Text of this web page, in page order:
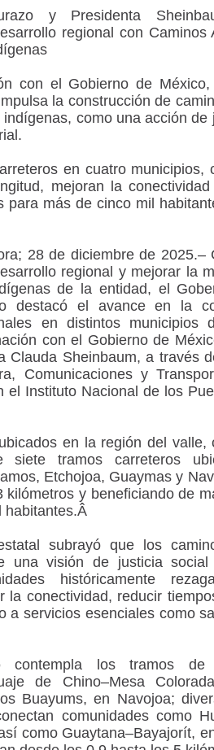
y Presidenta
regional con Caminos
con el Gobierno de
la construcción de
como una acción de
en cuatro municipios,
mejoran la
para más de cinco mil
28 de diciembre de 2025.–
regional y mejorar la
de la entidad, el
destacó el avance en la
en distintos municipios
con el Gobierno de
Clauda Sheinbaum, a través
Comunicaciones y
el Instituto Nacional de los
en la región del valle,
siete tramos carreteros
Etchojoa, Guaymas y
kilómetros y beneficiando de
habitantes.Â
subrayó que los
una visión de justicia social
históricamente
la conectividad, reducir
a servicios esenciales como
contempla los tramos de
de Chino–Mesa
Buayums, en Navojoa;
comunidades como
como Guaytana–Bayajorít,